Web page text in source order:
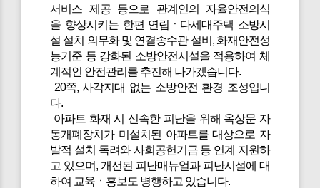
서비스 제공 등으로 관계인의 자율안전의식
을 향상시키는 한편 연립ㆍ다세대주택 소방시
설 설치 의무화 및 연결송수관 설비, 화재안전성
능기준 등 강화된 소방안전시설을 적용하여 체
계적인 안전관리를 추진해 나가겠습니다.
20쪽, 사각지대 없는 소방안전 환경 조성입니
다.
아파트 화재 시 신속한 피난을 위해 옥상문 자
동개폐장치가 미설치된 아파트를 대상으로 자
발적 설치 독려와 사회공헌기금 등 연계 지원하
고 있으며, 개선된 피난매뉴얼과 피난시설에 대
하여 교육ㆍ홍보도 병행하고 있습니다.